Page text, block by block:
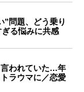
”問題、どう乗り
る悩みに共感
われていた…年
ラウマに／恋愛